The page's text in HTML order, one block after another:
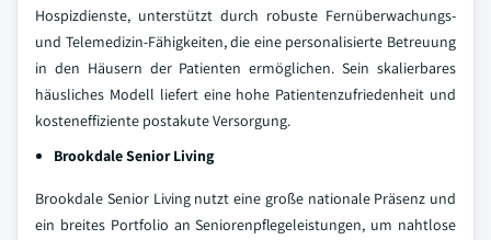
Hospizdienste, unterstützt durch robuste Fernüberwachungs-
und Telemedizin-Fähigkeiten, die eine personalisierte Betreuung
in den Häusern der Patienten ermöglichen. Sein skalierbares
häusliches Modell liefert eine hohe Patientenzufriedenheit und
kosteneffiziente postakute Versorgung.
Brookdale Senior Living
Brookdale Senior Living nutzt eine große nationale Präsenz und
ein breites Portfolio an Seniorenpflegeleistungen, um nahtlose